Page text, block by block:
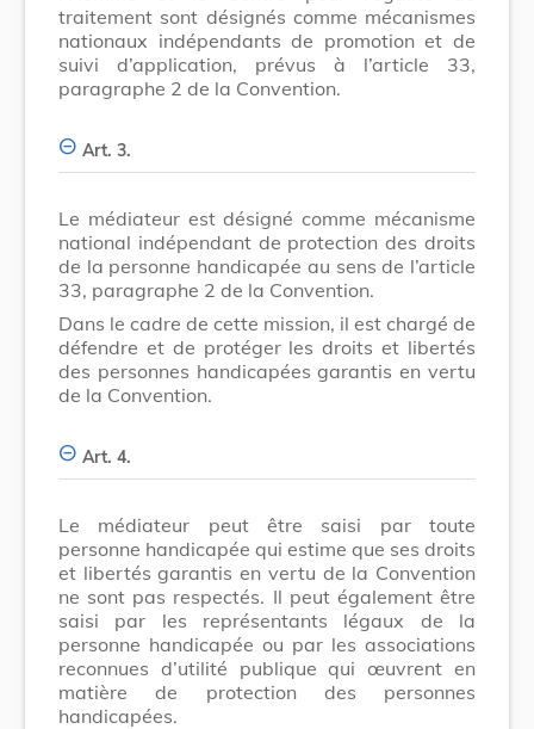
traitement sont désignés comme mécanismes
nationaux indépendants de promotion et de
suivi d’application, prévus à l’article 33,
paragraphe 2 de la Convention.
Art. 3.
Le médiateur est désigné comme mécanisme
national indépendant de protection des droits
de la personne handicapée au sens de l’article
33, paragraphe 2 de la Convention.
Dans le cadre de cette mission, il est chargé de
défendre et de protéger les droits et libertés
des personnes handicapées garantis en vertu
de la Convention.
Art. 4.
Le médiateur peut être saisi par toute
personne handicapée qui estime que ses droits
et libertés garantis en vertu de la Convention
ne sont pas respectés. Il peut également être
saisi par les représentants légaux de la
personne handicapée ou par les associations
reconnues d’utilité publique qui œuvrent en
matière de protection des personnes
handicapées.